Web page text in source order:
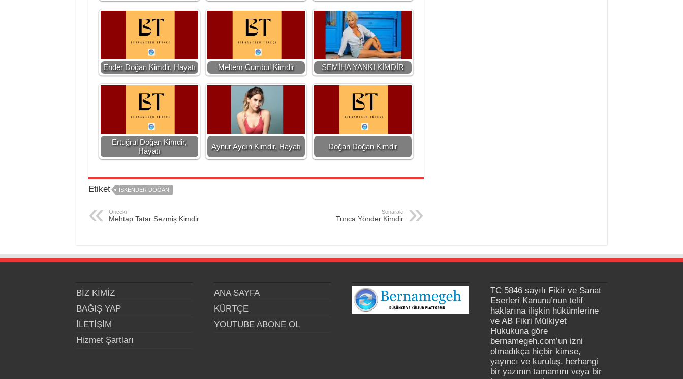
Ender Doğan Kimdir, Hayatı Meltem Cumbul Kimdir SEMİHA YANKI KİMDİR
Ertuğrul Doğan Kimdir,
Hayatı
Aynur Aydın Kimdir, Hayatı Doğan Doğan Kimdir
Etiket İSKENDER DOĞAN
Önceki
Mehtap Tatar Sezmiş Kimdir
Sonaraki
Tunca Yönder Kimdir
BİZ KİMİZ
BAĞIŞ YAP
İLETİŞİM
Hizmet Şartları
ANA SAYFA
KÜRTÇE
YOUTUBE ABONE OL
TC 5846 sayılı Fikir ve Sanat
Eserleri Kanunu’nun telif
haklarına ilişkin hükümlerine
ve AB Fikri Mülkiyet
Hukukuna göre
bernamegeh.com’un izni
olmadıkça hiçbir kimse,
yayıncı ve kuruluş, herhangi
bir yazının tamamını veya bir